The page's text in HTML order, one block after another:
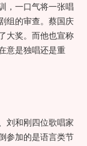
，一口气将一张唱
组的审查。蔡国庆
大奖。而他也宣称
意是独唱还是重
刘和刚四位歌唱家
参加的是语言类节